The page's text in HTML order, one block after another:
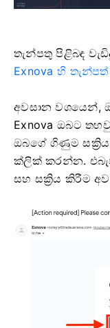
තැන්පතු පිළිබඳ
Exnova හි
අවසාන වශයෙන්,
Exnova ඔබට
ඔබගේ ගිණුම සක්‍රිය
ක්ලික් කරන්න.
සහ සක්‍රිය කිරීම